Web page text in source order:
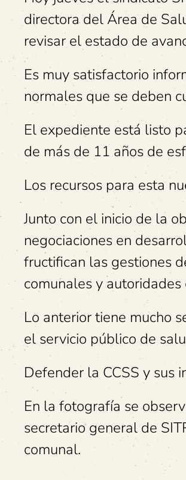
directora del Área de
revisar el estado de
Es muy satisfactorio
normales que se deben
El expediente está listo
de más de 11 años de
Los recursos para esta
Junto con el inicio de la
negociaciones en
fructifican las gestiones
comunales y
Lo anterior tiene mucho
el servicio público de
Defender la CCSS y sus
En la fotografía se
secretario general de
comunal.